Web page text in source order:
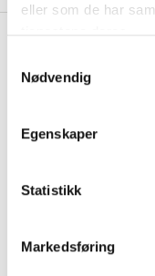
eller som de har
Nødvendig
Egenskaper
Statistikk
Markedsføring